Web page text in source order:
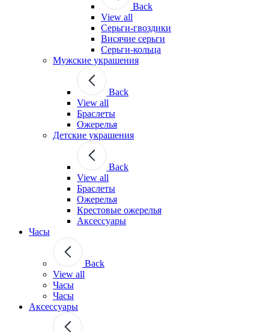
Back
View all
Серьги-гвоздики
Висячие серьги
Серьги-кольца
Мужские украшения
Back
View all
Браслеты
Ожерелья
Детские украшения
Back
View all
Браслеты
Ожерелья
Крестовые ожерелья
Аксессуары
Часы
Back
View all
Часы
Часы
Аксессуары